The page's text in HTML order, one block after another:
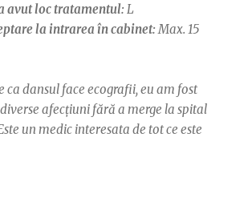
avut loc tratamentul: L
la intrarea în cabinet:Max. 15
ca dansul face ecografii, eu am fost
afecțiuni fără a merge la spital
un medic interesata de tot ce este